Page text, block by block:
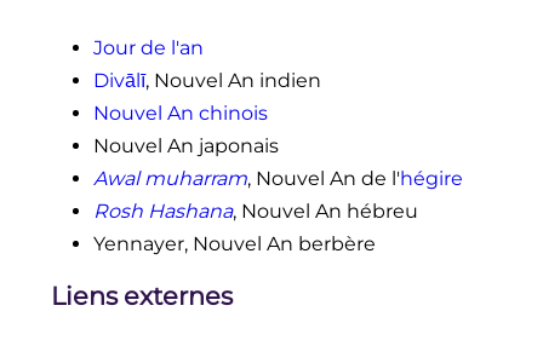
Jour de l'an
Divālī, Nouvel An indien
Nouvel An chinois
Nouvel An japonais
Awal muharram, Nouvel An de l'hégire
Rosh Hashana, Nouvel An hébreu
Yennayer, Nouvel An berbère
Liens externes